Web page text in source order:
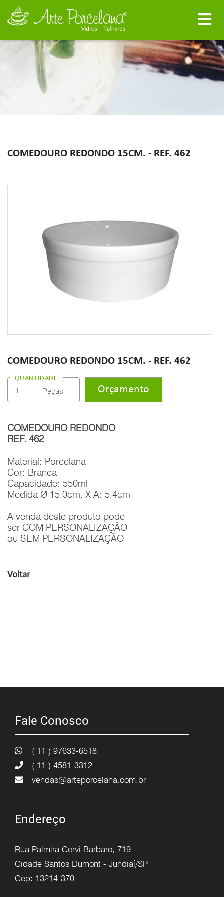
COMEDOURO REDONDO 15CM. - REF. 462
COMEDOURO REDONDO 15CM. - REF. 462
QUANTIDADE
COMEDOURO REDONDO
REF. 462
Material: Porcelana
Cor: Branca
Capacidade: 550ml
Medida Ø 15,0cm. X A: 5,4cm
A venda deste produto pode
ser COM PERSONALIZAÇÃO
ou SEM PERSONALIZAÇÃO
Voltar
Fale Conosco
( 11 ) 97633-6518
( 11 ) 4581-3312
vendas@arteporcelana.com.br
Endereço
Rua Palmira Cervi Barbaro, 719
Cidade Santos Dumont - Jundiaí/SP
Cep: 13214-370